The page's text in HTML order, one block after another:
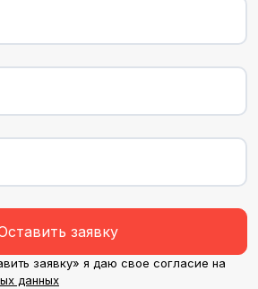
заявку
заявку» я даю свое согласие на
данных